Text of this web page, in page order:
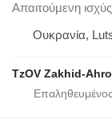
Απαιτούμενη
Ουκρανία,
TzOV Zakhid-